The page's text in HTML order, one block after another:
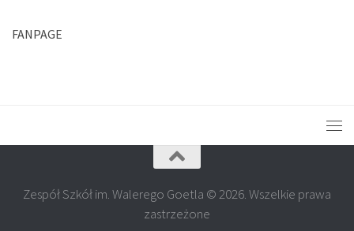
FANPAGE
Zespół Szkół im. Walerego Goetla © 2026. Wszelkie prawa
zastrzeżone